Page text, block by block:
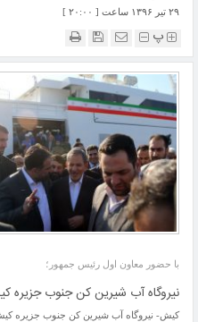
۲۹ تیر ۱۳۹۶ ساعت [ ۲۰:۰۰ ]
پ
با حضور معاون اول رئیس جمهور؛
نیروگاه آب شیرین کن جنوب جزیره
کیش- نیروگاه آب شیرین کن جنوب جزیره